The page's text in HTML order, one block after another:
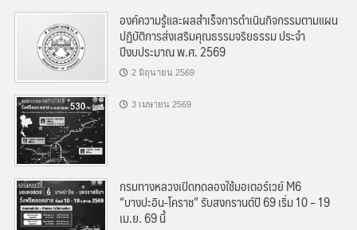
องค์ความรู้และผลสำเร็จการดำเนินกิจกรรมตามแผน
ปฏิบัติการส่งเสริมคุณธรรมจริยธรรม ประจำ
ปีงบประมาณ พ.ศ. 2569
2 มิถุนายน 2569
3 เมษายน 2569
กรมทางหลวงเปิดทดลองใช้มอเตอร์เวย์ M6
“บางปะอิน-โคราช” รับสงกรานต์ปี 69 เริ่ม 10 – 19
เม.ย. 69 นี้